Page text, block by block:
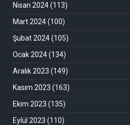
Nisan 2024(113)
Mart 2024(100)
Şubat 2024(105)
Ocak 2024(134)
Aralık 2023 (149)
Kasım 2023 (163)
Ekim 2023 (135)
Eylül 2023 (110)